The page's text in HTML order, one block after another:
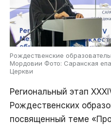
Рождественские
Мордовии Фото: Саранская
Церкви
Региональный этап
Рождественских
посвященный теме